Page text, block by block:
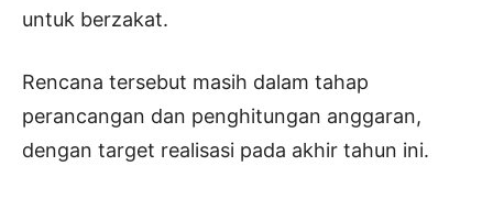
untuk berzakat.
Rencana tersebut masih dalam tahap
perancangan dan penghitungan anggaran,
dengan target realisasi pada akhir tahun ini.